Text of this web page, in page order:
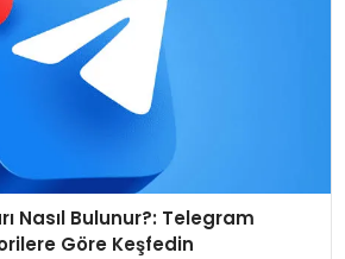
Nasıl Bulunur?: Telegram
Göre Keşfedin